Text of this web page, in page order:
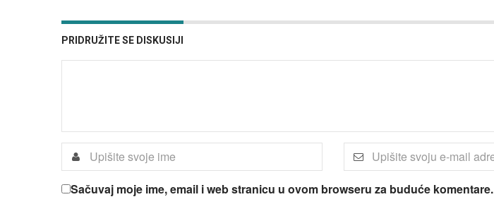
PRIDRUŽITE SE DISKUSIJI
Sačuvaj moje ime, email i web stranicu u ovom browseru za buduće komentare.